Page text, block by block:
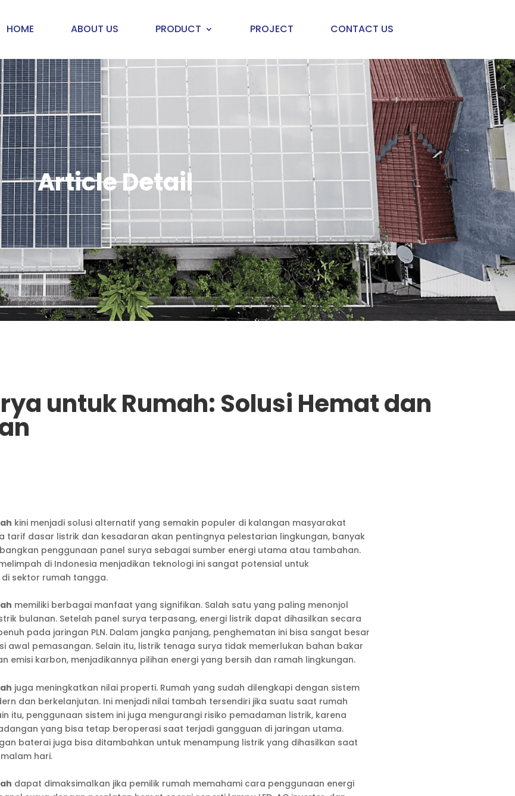
HOME ABOUT US PRODUCT PROJECT CONTACT US
Article Detail
untuk Rumah: Solusi Hemat dan
kini menjadi solusi alternatif yang semakin populer di kalangan masyarakat
tarif dasar listrik dan kesadaran akan pentingnya pelestarian lingkungan, banyak
penggunaan panel surya sebagai sumber energi utama atau tambahan.
di Indonesia menjadikan teknologi ini sangat potensial untuk
sektor rumah tangga.
memiliki berbagai manfaat yang signifikan. Salah satu yang paling menonjol
bulanan. Setelah panel surya terpasang, energi listrik dapat dihasilkan secara
pada jaringan PLN. Dalam jangka panjang, penghematan ini bisa sangat besar
awal pemasangan. Selain itu, listrik tenaga surya tidak memerlukan bahan bakar
emisi karbon, menjadikannya pilihan energi yang bersih dan ramah lingkungan.
juga meningkatkan nilai properti. Rumah yang sudah dilengkapi dengan sistem
dan berkelanjutan. Ini menjadi nilai tambah tersendiri jika suatu saat rumah
itu, penggunaan sistem ini juga mengurangi risiko pemadaman listrik, karena
yang bisa tetap beroperasi saat terjadi gangguan di jaringan utama.
baterai juga bisa ditambahkan untuk menampung listrik yang dihasilkan saat
hari.
dapat dimaksimalkan jika pemilik rumah memahami cara penggunaan energi